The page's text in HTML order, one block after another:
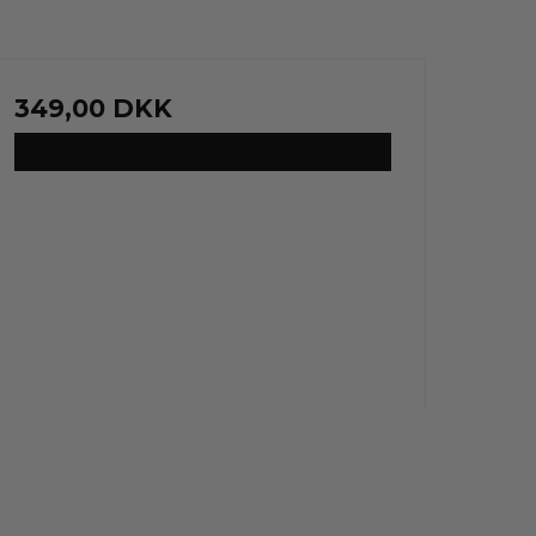
349,00 DKK